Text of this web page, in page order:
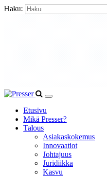
Haku:
Etusivu
Mikä Presser?
Talous
Asiakaskokemus
Innovaatiot
Johtajuus
Juridiikka
Kasvu